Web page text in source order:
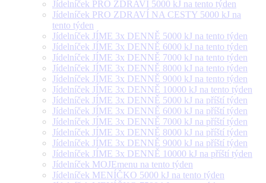
Jídelníček PRO ZDRAVÍ 5000 kJ na tento týden
Jídelníček PRO ZDRAVÍ NA CESTY 5000 kJ na
tento týden
Jídelníček JÍME 3x DENNĚ 5000 kJ na tento týden
Jídelníček JÍME 3x DENNĚ 6000 kJ na tento týden
Jídelníček JÍME 3x DENNĚ 7000 kJ na tento týden
Jídelníček JÍME 3x DENNĚ 8000 kJ na tento týden
Jídelníček JÍME 3x DENNĚ 9000 kJ na tento týden
Jídelníček JÍME 3x DENNĚ 10000 kJ na tento týden
Jídelníček JÍME 3x DENNĚ 5000 kJ na příští týden
Jídelníček JÍME 3x DENNĚ 6000 kJ na příští týden
Jídelníček JÍME 3x DENNĚ 7000 kJ na příští týden
Jídelníček JÍME 3x DENNĚ 8000 kJ na příští týden
Jídelníček JÍME 3x DENNĚ 9000 kJ na příští týden
Jídelníček JÍME 3x DENNĚ 10000 kJ na příští týden
Jídelníček MOJEmenu na tento týden
Jídelníček MENÍČKO 5000 kJ na tento týden